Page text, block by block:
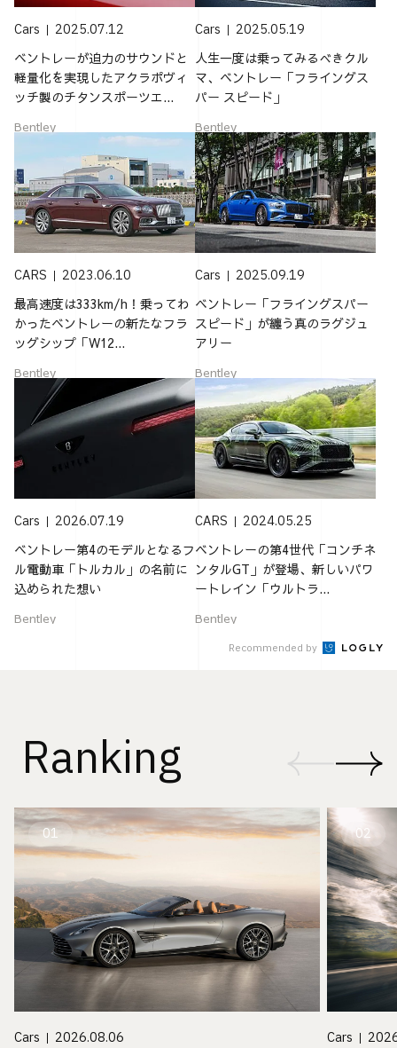
Cars 2025.07.12
ベントレーが迫力のサウンドと
軽量化を実現したアクラポヴィ
ッチ製のチタンスポーツエ...
Bentley
Cars 2025.05.19
人生一度は乗ってみるべきクル
マ、ベントレー「フライングス
パー スピード」
Bentley
CARS 2023.06.10
最高速度は333km/h！乗ってわ
かったベントレーの新たなフラ
ッグシップ「W12...
Bentley
Cars 2025.09.19
ベントレー「フライングスパー
スピード」が纏う真のラグジュ
アリー
Bentley
Cars 2026.07.19
ベントレー第4のモデルとなるフ
ル電動車「トルカル」の名前に
込められた想い
Bentley
CARS 2024.05.25
ベントレーの第4世代「コンチネ
ンタルGT」が登場、新しいパワ
ートレイン「ウルトラ...
Bentley
Recommended by
Ranking
01
Cars 2026.08.06
02
Cars